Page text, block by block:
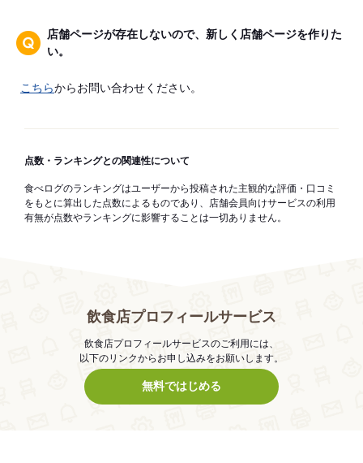
店舗ページが存在しないので、新しく店舗ページを作りた
い。
こちらからお問い合わせください。
点数・ランキングとの関連性について
食べログのランキングはユーザーから投稿された主観的な評価・口コミ
をもとに算出した点数によるものであり、店舗会員向けサービスの利用
有無が点数やランキングに影響することは一切ありません。
飲食店プロフィールサービス
飲食店プロフィールサービスのご利用には、
以下のリンクからお申し込みをお願いします。
無料ではじめる